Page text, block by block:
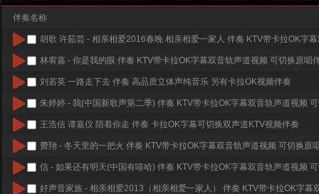
伴奏名称
胡歌 许茹芸 - 相亲相爱2016春晚 相亲相爱一家人 伴奏 KTV带卡拉OK字
林宥嘉 - 你是我的眼 伴奏 KTV带卡拉OK字幕双音轨声道视频 可切换原唱
刘若英 一路走下去 伴奏 高品质立体声纯音乐 另有卡拉OK视频伴奏
朱婷婷 - 我(中国新歌声第二季) 伴奏 KTV带卡拉OK字幕双音轨声道视频
王浩信 谭嘉仪 陪着你走 伴奏 卡拉OK字幕可切换双声道KTV视频伴奏
费翔 - 冬天里的一把火 伴奏 KTV带卡拉OK字幕双音轨声道视频 可切换原
信 - 如果还有明天(中国有嘻哈) 伴奏 KTV带卡拉OK字幕双音轨声道视频
好声音家族 - 相亲相爱2013（相亲相爱一家人） 伴奏 KTV带卡拉OK字幕